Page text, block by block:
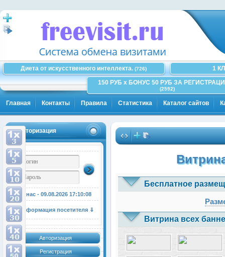
Диета от искусственного интеллекта. (726)
1
150 РУБ x БОНУС 50 РУБ ЗА
(2592)
Главная Контакты Правила Статистика Каталог сайтов
Авторизация
У нас - 09.08.2026 17:10:08
Информация посетителя ⇓
Авторизация
Регистрация
Бесплатное
Витрина всех